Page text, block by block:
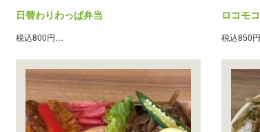
日替わりわっぱ弁当
税込800円…
ロコモ
税込850